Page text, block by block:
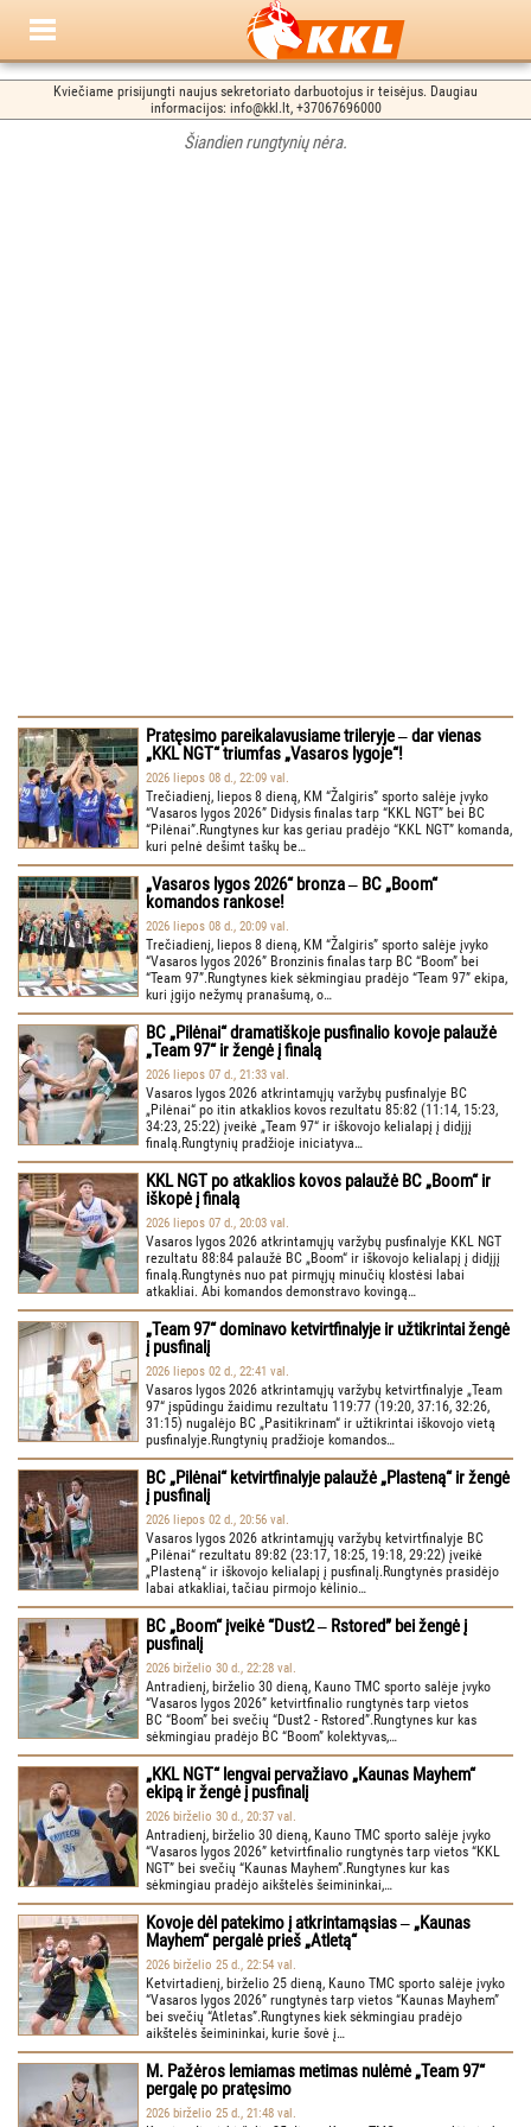
Kviečiame prisijungti naujus sekretoriato darbuotojus ir teisėjus. Daugiau
informacijos: info@kkl.lt, +37067696000
Šiandien rungtynių nėra.
Pratęsimo pareikalavusiame trileryje ‒ dar vienas
„KKL NGT“ triumfas „Vasaros lygoje“!
2026 liepos 08 d., 22:09 val.
Trečiadienį, liepos 8 dieną, KM “Žalgiris” sporto salėje įvyko
“Vasaros lygos 2026” Didysis finalas tarp “KKL NGT” bei BC
“Pilėnai”.Rungtynes kur kas geriau pradėjo “KKL NGT” komanda,
kuri pelnė dešimt taškų be…
„Vasaros lygos 2026“ bronza ‒ BC „Boom“
komandos rankose!
2026 liepos 08 d., 20:09 val.
Trečiadienį, liepos 8 dieną, KM “Žalgiris” sporto salėje įvyko
“Vasaros lygos 2026” Bronzinis finalas tarp BC “Boom” bei
“Team 97”.Rungtynes kiek sėkmingiau pradėjo “Team 97” ekipa,
kuri įgijo nežymų pranašumą, o…
BC „Pilėnai“ dramatiškoje pusfinalio kovoje palaužė
„Team 97“ ir žengė į finalą
2026 liepos 07 d., 21:33 val.
Vasaros lygos 2026 atkrintamųjų varžybų pusfinalyje BC
„Pilėnai“ po itin atkaklios kovos rezultatu 85:82 (11:14, 15:23,
34:23, 25:22) įveikė „Team 97“ ir iškovojo kelialapį į didįjį
finalą.Rungtynių pradžioje iniciatyva…
KKL NGT po atkaklios kovos palaužė BC „Boom“ ir
iškopė į finalą
2026 liepos 07 d., 20:03 val.
Vasaros lygos 2026 atkrintamųjų varžybų pusfinalyje KKL NGT
rezultatu 88:84 palaužė BC „Boom“ ir iškovojo kelialapį į didįjį
finalą.Rungtynės nuo pat pirmųjų minučių klostėsi labai
atkakliai. Abi komandos demonstravo kovingą…
„Team 97“ dominavo ketvirtfinalyje ir užtikrintai žengė
į pusfinalį
2026 liepos 02 d., 22:41 val.
Vasaros lygos 2026 atkrintamųjų varžybų ketvirtfinalyje „Team
97“ įspūdingu žaidimu rezultatu 119:77 (19:20, 37:16, 32:26,
31:15) nugalėjo BC „Pasitikrinam“ ir užtikrintai iškovojo vietą
pusfinalyje.Rungtynių pradžioje komandos…
BC „Pilėnai“ ketvirtfinalyje palaužė „Plasteną“ ir žengė
į pusfinalį
2026 liepos 02 d., 20:56 val.
Vasaros lygos 2026 atkrintamųjų varžybų ketvirtfinalyje BC
„Pilėnai“ rezultatu 89:82 (23:17, 18:25, 19:18, 29:22) įveikė
„Plasteną“ ir iškovojo kelialapį į pusfinalį.Rungtynės prasidėjo
labai atkakliai, tačiau pirmojo kėlinio…
BC „Boom“ įveikė “Dust2 ‒ Rstored” bei žengė į
pusfinalį
2026 birželio 30 d., 22:28 val.
Antradienį, birželio 30 dieną, Kauno TMC sporto salėje įvyko
“Vasaros lygos 2026” ketvirtfinalio rungtynės tarp vietos
BC “Boom” bei svečių “Dust2 - Rstored”.Rungtynes kur kas
sėkmingiau pradėjo BC “Boom” kolektyvas,…
„KKL NGT“ lengvai pervažiavo „Kaunas Mayhem“
ekipą ir žengė į pusfinalį
2026 birželio 30 d., 20:37 val.
Antradienį, birželio 30 dieną, Kauno TMC sporto salėje įvyko
“Vasaros lygos 2026” ketvirtfinalio rungtynės tarp vietos “KKL
NGT” bei svečių “Kaunas Mayhem”.Rungtynes kur kas
sėkmingiau pradėjo aikštelės šeimininkai,…
Kovoje dėl patekimo į atkrintamąsias ‒ „Kaunas
Mayhem“ pergalė prieš „Atletą“
2026 birželio 25 d., 22:54 val.
Ketvirtadienį, birželio 25 dieną, Kauno TMC sporto salėje įvyko
“Vasaros lygos 2026” rungtynės tarp vietos “Kaunas Mayhem”
bei svečių “Atletas”.Rungtynes kiek sėkmingiau pradėjo
aikštelės šeimininkai, kurie šovė į…
M. Pažėros lemiamas metimas nulėmė „Team 97“
pergalę po pratęsimo
2026 birželio 25 d., 21:48 val.